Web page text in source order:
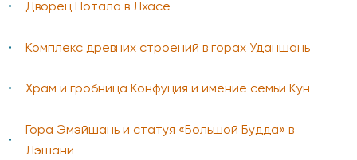
Дворец Потала в Лхасе
Комплекс древних строений в горах Уданшань
Храм и гробница Конфуция и имение семьи Кун
Гора Эмэйшань и статуя «Большой Будда» в
Лэшани